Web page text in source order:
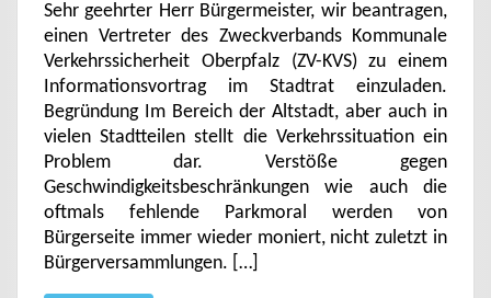
Sehr geehrter Herr Bürgermeister, wir beantragen,
einen Vertreter des Zweckverbands Kommunale
Verkehrssicherheit Oberpfalz (ZV-KVS) zu einem
Informationsvortrag im Stadtrat einzuladen.
Begründung Im Bereich der Altstadt, aber auch in
vielen Stadtteilen stellt die Verkehrssituation ein
Problem dar. Verstöße gegen
Geschwindigkeitsbeschränkungen wie auch die
oftmals fehlende Parkmoral werden von
Bürgerseite immer wieder moniert, nicht zuletzt in
Bürgerversammlungen. […]